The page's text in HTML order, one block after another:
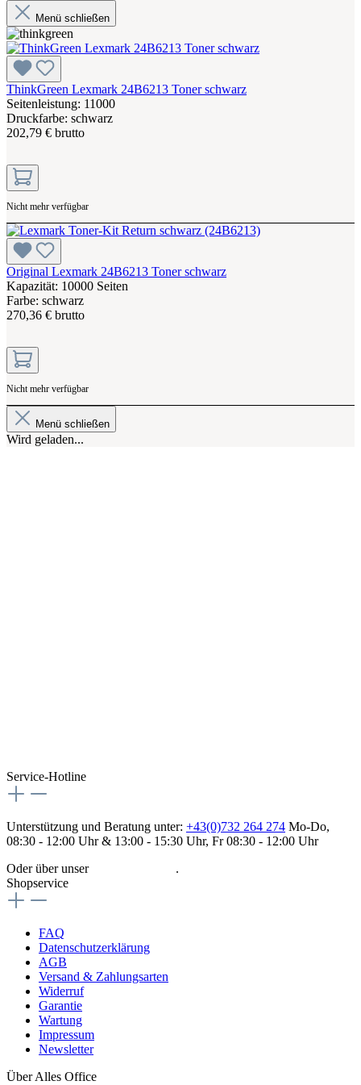
Menü schließen
ThinkGreen Lexmark 24B6213 Toner schwarz
Seitenleistung: 11000
Druckfarbe: schwarz
202,79 € brutto
Nicht mehr verfügbar
Original Lexmark 24B6213 Toner schwarz
Kapazität: 10000 Seiten
Farbe: schwarz
270,36 € brutto
Nicht mehr verfügbar
Menü schließen
Wird geladen...
Service-Hotline
Unterstützung und Beratung unter: +43(0)732 264 274 Mo-Do,
08:30 - 12:00 Uhr & 13:00 - 15:30 Uhr, Fr 08:30 - 12:00 Uhr
Oder über unser
.
Shopservice
FAQ
Datenschutzerklärung
AGB
Versand & Zahlungsarten
Widerruf
Garantie
Wartung
Impressum
Newsletter
Über Alles Office